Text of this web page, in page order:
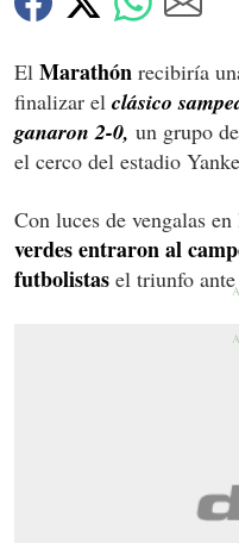
El Marathón recibiría
finalizar el clásico
ganaron 2-0, un grupo
el cerco del estadio
Con luces de vengalas en
verdes entraron al
futbolistas el triunfo